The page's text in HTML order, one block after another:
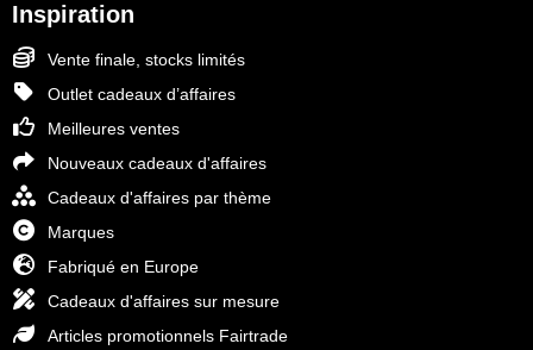
Inspiration
Vente finale, stocks limités
Outlet cadeaux d’affaires
Meilleures ventes
Nouveaux cadeaux d'affaires
Cadeaux d'affaires par thème
Marques
Fabriqué en Europe
Cadeaux d'affaires sur mesure
Articles promotionnels Fairtrade